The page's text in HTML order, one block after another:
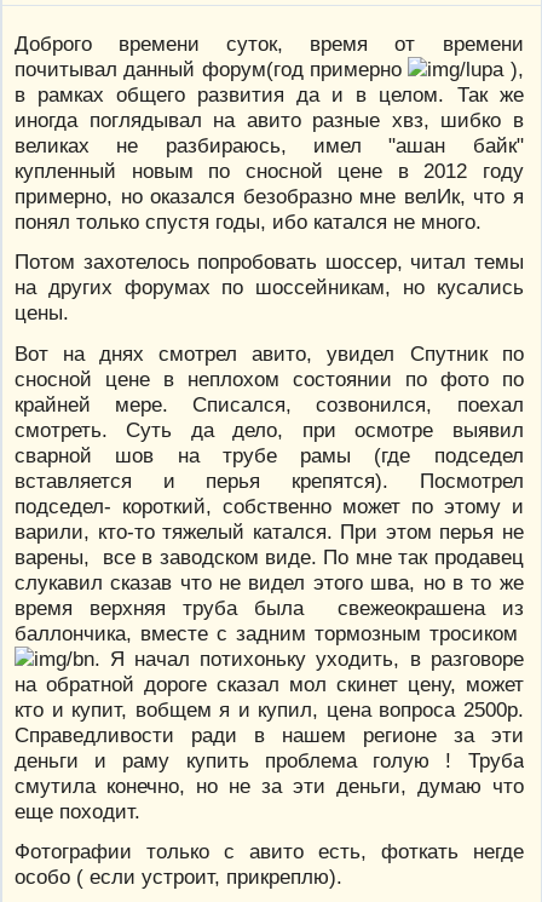
Доброго времени суток, время от времени
почитывал данный форум(год примерно
),
в рамках общего развития да и в целом. Так же
иногда поглядывал на авито разные хвз, шибко в
великах не разбираюсь, имел "ашан байк"
купленный новым по сносной цене в 2012 году
примерно, но оказался безобразно мне велИк, что я
понял только спустя годы, ибо катался не много.
Потом захотелось попробовать шоссер, читал темы
на других форумах по шоссейникам, но кусались
цены.
Вот на днях смотрел авито, увидел Спутник по
сносной цене в неплохом состоянии по фото по
крайней мере. Списался, созвонился, поехал
смотреть. Суть да дело, при осмотре выявил
сварной шов на трубе рамы (где подседел
вставляется и перья крепятся). Посмотрел
подседел- короткий, собственно может по этому и
варили, кто-то тяжелый катался. При этом перья не
варены, все в заводском виде. По мне так продавец
слукавил сказав что не видел этого шва, но в то же
время верхняя труба была свежеокрашена из
баллончика, вместе с задним тормозным тросиком
. Я начал потихоньку уходить, в разговоре
на обратной дороге сказал мол скинет цену, может
кто и купит, вобщем я и купил, цена вопроса 2500р.
Справедливости ради в нашем регионе за эти
деньги и раму купить проблема голую ! Труба
смутила конечно, но не за эти деньги, думаю что
еще походит.
Фотографии только с авито есть, фоткать негде
особо ( если устроит, прикреплю).